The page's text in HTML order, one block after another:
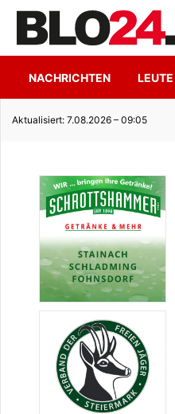
NACHRICHTEN LEUTE
Aktualisiert: 7.08.2026 – 09:05
Seeidylle